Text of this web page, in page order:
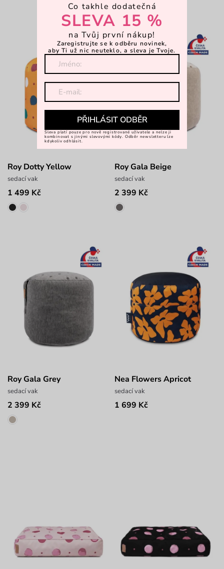
Roy Dotty Yellow
sedací vak
1 499 Kč
Roy Gala Beige
sedací vak
2 399 Kč
Roy Gala Grey
sedací vak
2 399 Kč
Nea Flowers Apricot
sedací vak
1 699 Kč
Co takhle dodatečná
SLEVA 15 %
na Tvůj první nákup!
Zaregistrujte se k odběru novinek,
aby Ti už nic neuteklo, a sleva je Tvoje.
PŘIHLÁSIT ODBĚR
Sleva platí pouze pro nově registrované uživatele a nelze ji
kombinovat s jinými slevovými kódy. Odběr newsletteru lze
kdykoliv odhlásit.